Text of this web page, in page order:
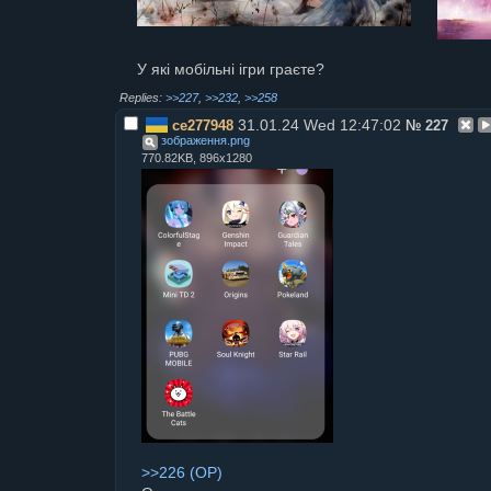
У які мобільні ігри граєте?
>>227, >>232 >>258
ce277948 31.01.24 Wed 12:47:02 № 227
зображення png
770.82KB, 896x1280
>>226